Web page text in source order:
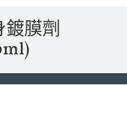
鍍膜劑